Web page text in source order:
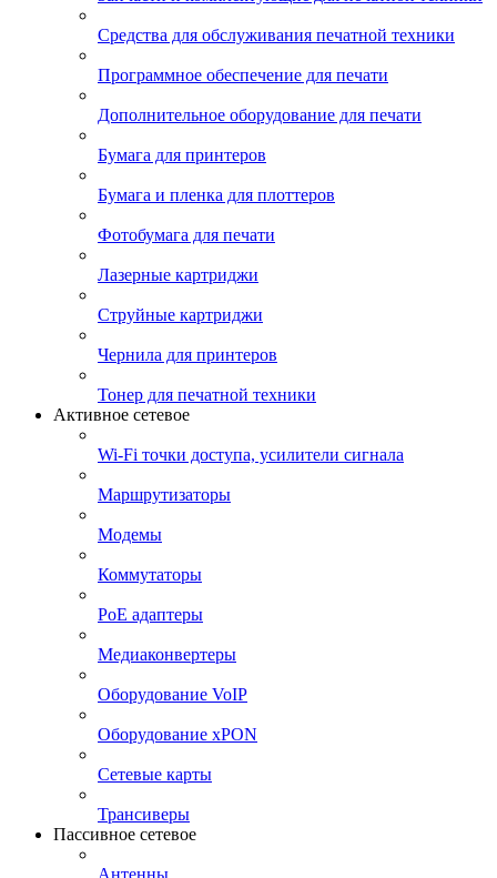
Средства для обслуживания печатной техники
Программное обеспечение для печати
Дополнительное оборудование для печати
Бумага для принтеров
Бумага и пленка для плоттеров
Фотобумага для печати
Лазерные картриджи
Струйные картриджи
Чернила для принтеров
Тонер для печатной техники
Активное сетевое
Wi-Fi точки доступа, усилители сигнала
Маршрутизаторы
Модемы
Коммутаторы
PoE адаптеры
Медиаконвертеры
Оборудование VoIP
Оборудование xPON
Сетевые карты
Трансиверы
Пассивное сетевое
Антенны